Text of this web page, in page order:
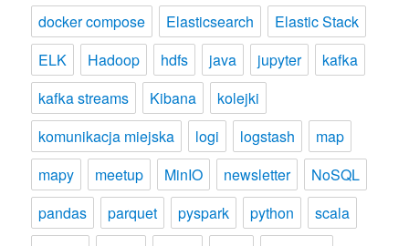
docker compose
Elasticsearch
Elastic Stack
ELK
Hadoop hdfs java jupyter
kafka
kafka streams
Kibana
kolejki
komunikacja miejska
logi logstash
map
mapy
meetup MinIO newsletter
NoSQL
pandas
parquet pyspark python
scala